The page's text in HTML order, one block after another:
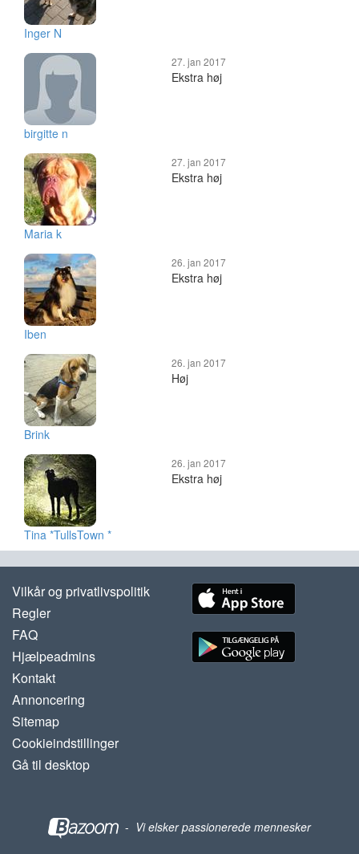
Inger N
birgitte n
27. jan 2017
Ekstra høj
Maria k
27. jan 2017
Ekstra høj
Iben
26. jan 2017
Ekstra høj
Brink
26. jan 2017
Høj
Tina *TullsTown *
26. jan 2017
Ekstra høj
Vilkår og privatlivspolitik
Regler
FAQ
Hjælpeadmins
Kontakt
Annoncering
Sitemap
Cookieindstillinger
Gå til desktop
- Vi elsker passionerede mennesker